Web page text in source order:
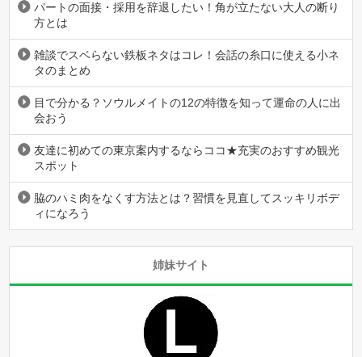
パートの面接・採用を辞退したい！角が立たない大人の断り
方とは
雑談でスベらない鉄板ネタはコレ！会話の糸口に使える小ネ
タのまとめ
目で分かる？ソウルメイトの12の特徴を知って運命の人に出
会おう
友達に初めての東京案内するならココ★充実のおすすめ観光
スポット
脇のハミ肉をなくす方法とは？習慣を見直してスッキリボデ
ィになろう
姉妹サイト